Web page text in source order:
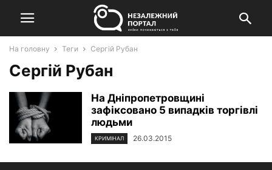
На головну Теги Сергій Рубан
Сергій Рубан
На Дніпропетровщині
зафіксовано 5 випадків торгівлі
людьми
КРИМІНАЛ 26.03.2015